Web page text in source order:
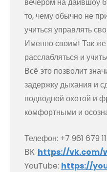
то, чему обычно не
учиться управлять
Именно своим! Так
расслабляться и
Всё это позволит
задержку дыхания и
подводной охотой и
комфортными и
Телефон: +7 961 679
ВК: https://vk.com/
YouTube: https://